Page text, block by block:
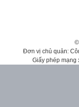
Đơn vị chủ quản:
Giấy phép mạng